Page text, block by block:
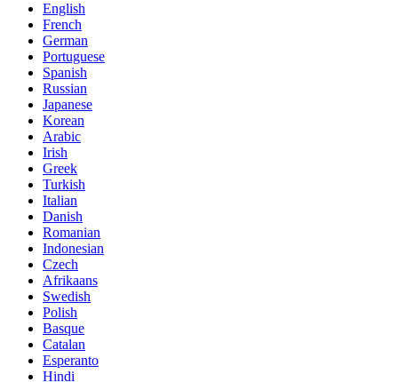
English
French
German
Portuguese
Spanish
Russian
Japanese
Korean
Arabic
Irish
Greek
Turkish
Italian
Danish
Romanian
Indonesian
Czech
Afrikaans
Swedish
Polish
Basque
Catalan
Esperanto
Hindi